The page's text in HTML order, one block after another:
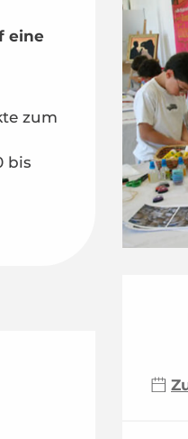
eine
zum
bis